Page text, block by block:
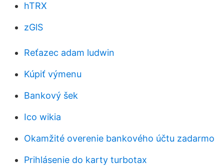
hTRX
zGlS
Reťazec adam ludwin
Kúpiť výmenu
Bankový šek
Ico wikia
Okamžité overenie bankového účtu zadarmo
Prihlásenie do karty turbotax